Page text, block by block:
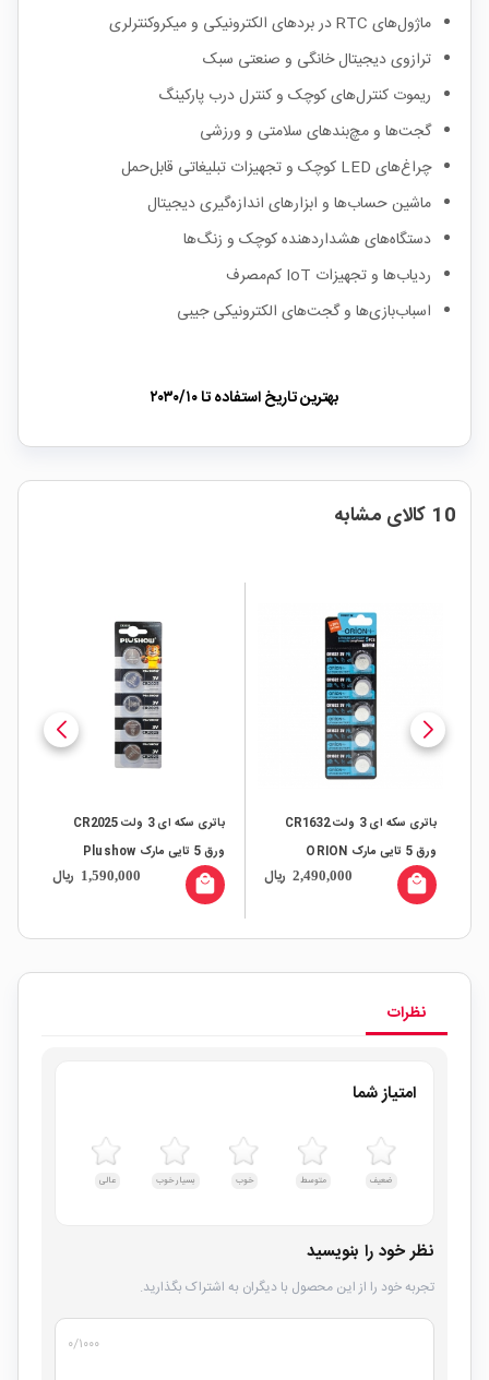
ماژول‌های RTC در بردهای الکترونیکی و میکروکنترلری
ترازوی دیجیتال خانگی و صنعتی سبک
ریموت کنترل‌های کوچک و کنترل درب پارکینگ
گجت‌ها و مچ‌بندهای سلامتی و ورزشی
چراغ‌های LED کوچک و تجهیزات تبلیغاتی قابل‌حمل
ماشین حساب‌ها و ابزارهای اندازه‌گیری دیجیتال
دستگاه‌های هشداردهنده کوچک و زنگ‌ها
ردیاب‌ها و تجهیزات IoT کم‌مصرف
اسباب‌بازی‌ها و گجت‌های الکترونیکی جیبی
بهترین تاریخ استفاده تا۲۰۳۰/۱۰
10 کالای مشابه
باتری سکه ای 3 ولت CR1632
ورق 5 تایی مارک ORION
2,490,000 ریال local_mall
باتری سکه ای 3 ولت CR2025
ورق 5 تایی مارک Plushow
1,590,000 ریال local_mall
نظرات
امتیاز شما
ضعیف متوسط خوب بسیار خوب عالی
نظر خود را بنویسید
تجربه خود را از این محصول با دیگران به اشتراک بگذارید.
۰/۱۰۰۰